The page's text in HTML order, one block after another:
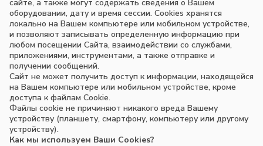
сайте, а также могут содержать сведения о Вашем
оборудовании, дату и время сессии. Сookies хранятся
локально на Вашем компьютере или мобильном устройстве,
и позволяют записывать определенную информацию при
любом посещении Сайта, взаимодействии со службами,
приложениями, инструментами, а также отправке и
получении сообщений.
Сайт не может получить доступ к информации, находящейся
на Вашем компьютере или мобильном устройстве, кроме
доступа к файлам Cookie.
Файлы cookie не причиняют никакого вреда Вашему
устройству (планшету, смартфону, компьютеру или другому
устройству).
Как мы используем Ваши Cookies?